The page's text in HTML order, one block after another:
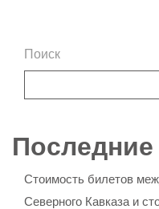
Поиск
Последние
Стоимость билетов
Северного Кавказа и